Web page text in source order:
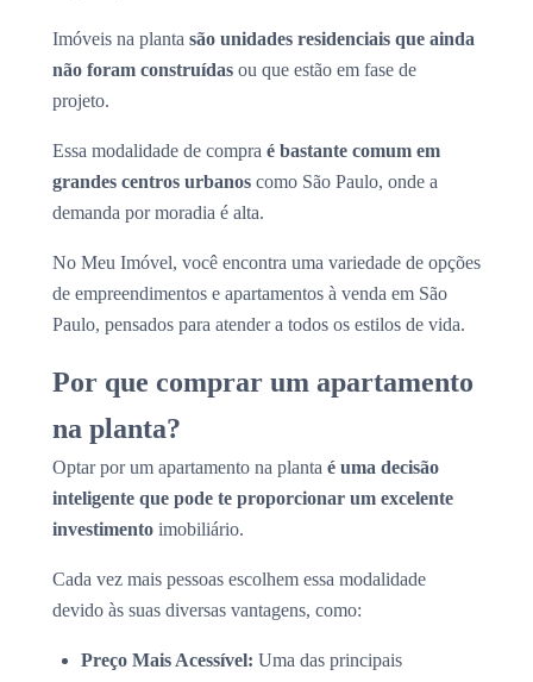
Imóveis na planta são unidades residenciais que ainda
não foram construídas ou que estão em fase de
projeto.
Essa modalidade de compra é bastante comum em
grandes centros urbanos como São Paulo, onde a
demanda por moradia é alta.
No Meu Imóvel, você encontra uma variedade de opções
de empreendimentos e apartamentos à venda em São
Paulo, pensados para atender a todos os estilos de vida.
Por que comprar um apartamento
na planta?
Optar por um apartamento na planta é uma decisão
inteligente que pode te proporcionar um excelente
investimento imobiliário.
Cada vez mais pessoas escolhem essa modalidade
devido às suas diversas vantagens, como:
Preço Mais Acessível: Uma das principais